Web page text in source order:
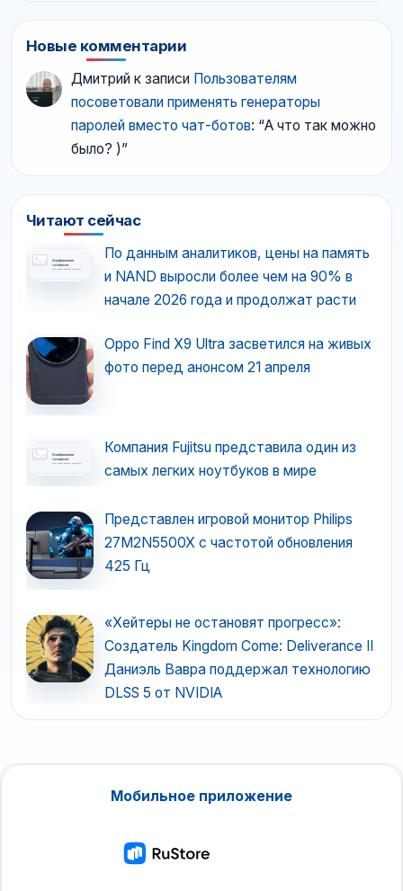
Новые комментарии
Дмитрий к записи Пользователям
посоветовали применять генераторы
паролей вместо чат-ботов: “А что так можно
было? )”
Читают сейчас
По данным аналитиков, цены на память
и NAND выросли более чем на 90% в
начале 2026 года и продолжат расти
Oppo Find X9 Ultra засветился на живых
фото перед анонсом 21 апреля
Компания Fujitsu представила один из
самых легких ноутбуков в мире
Представлен игровой монитор Philips
27M2N5500X с частотой обновления
425 Гц
«Хейтеры не остановят прогресс»:
Создатель Kingdom Come: Deliverance II
Даниэль Вавра поддержал технологию
DLSS 5 от NVIDIA
Мобильное приложение